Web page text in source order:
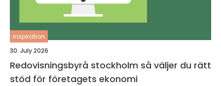
inspiration
30. July 2026
Redovisningsbyrå stockholm så väljer du rätt
stöd för företagets ekonomi